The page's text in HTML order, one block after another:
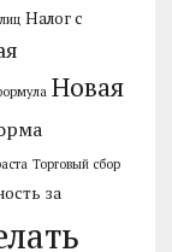
Налог с
Новая
Торговый сбор
за